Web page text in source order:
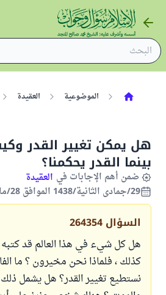
الموضوعية العقيدة
هل يمكن تغيير القدر
بينما القدر يحكمنا؟
ضمن أهم الإجابات في العقيدة
29/جمادى الثانية/1438 الموافق 28/مارس/2017
السؤال 264354
هل كل شيء في هذا العالم قد كتبه
كذلك ، فلماذا نحن مخيرون ؟ ما
نستطيع تغيير القدر؟ هل يشمل